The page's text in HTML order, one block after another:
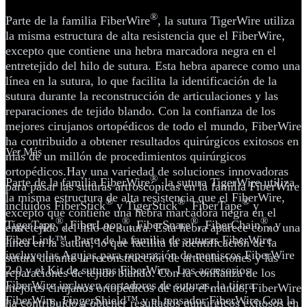
Parte de la familia FiberWire®, la sutura TigerWire utiliza
la misma estructura de alta resistencia que el FiberWire,
excepto que contiene una hebra marcadora negra en el
entretejido del hilo de sutura. Esta hebra aparece como una
línea en la sutura, lo que facilita la identificación de la
sutura durante la reconstrucción de articulaciones y las
reparaciones de tejido blando. Con la confianza de los
mejores cirujanos ortopédicos de todo el mundo, FiberWire
ha contribuido a obtener resultados quirúrgicos exitosos en
más de un millón de procedimientos quirúrgicos
ortopédicos.Hay una variedad de soluciones innovadoras
para pasar las suturas artroscópicas en la familia FiberWire
incluidos FiberStick®y TigerStick®, FiberTape®y
TigerTape®, FiberLoop®, FiberSnare®, FiberChain®, y
FiberLink™. Parte de la familia de suturas FiberWire
incluye las Agujas para reparación de meniscos FiberWire
2-0 y el Kit de suturas FiberWire. Los accesorios
FiberWire incluyen cortadores de suturas, la tijera
FiberWire, FingerShield™ y el tensador FiberWire.Con la
Ver Más
Parte de la familia FiberWire®, la sutura TigerWire utiliza
la misma estructura de alta resistencia que el FiberWire,
excepto que contiene una hebra marcadora negra en el
entretejido del hilo de sutura. Esta hebra aparece como una
línea en la sutura, lo que facilita la identificación de la
sutura durante la reconstrucción de articulaciones y las
reparaciones de tejido blando. Con la confianza de los
mejores cirujanos ortopédicos de todo el mundo, FiberWire
ha contribuido a obtener resultados quirúrgicos exitosos en